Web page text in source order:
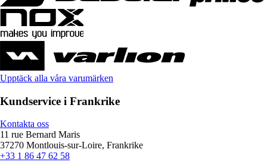
Upptäck alla våra varumärken
Kundservice i Frankrike
Kontakta oss
11 rue Bernard Maris
37270 Montlouis-sur-Loire, Frankrike
+33 1 86 47 62 58